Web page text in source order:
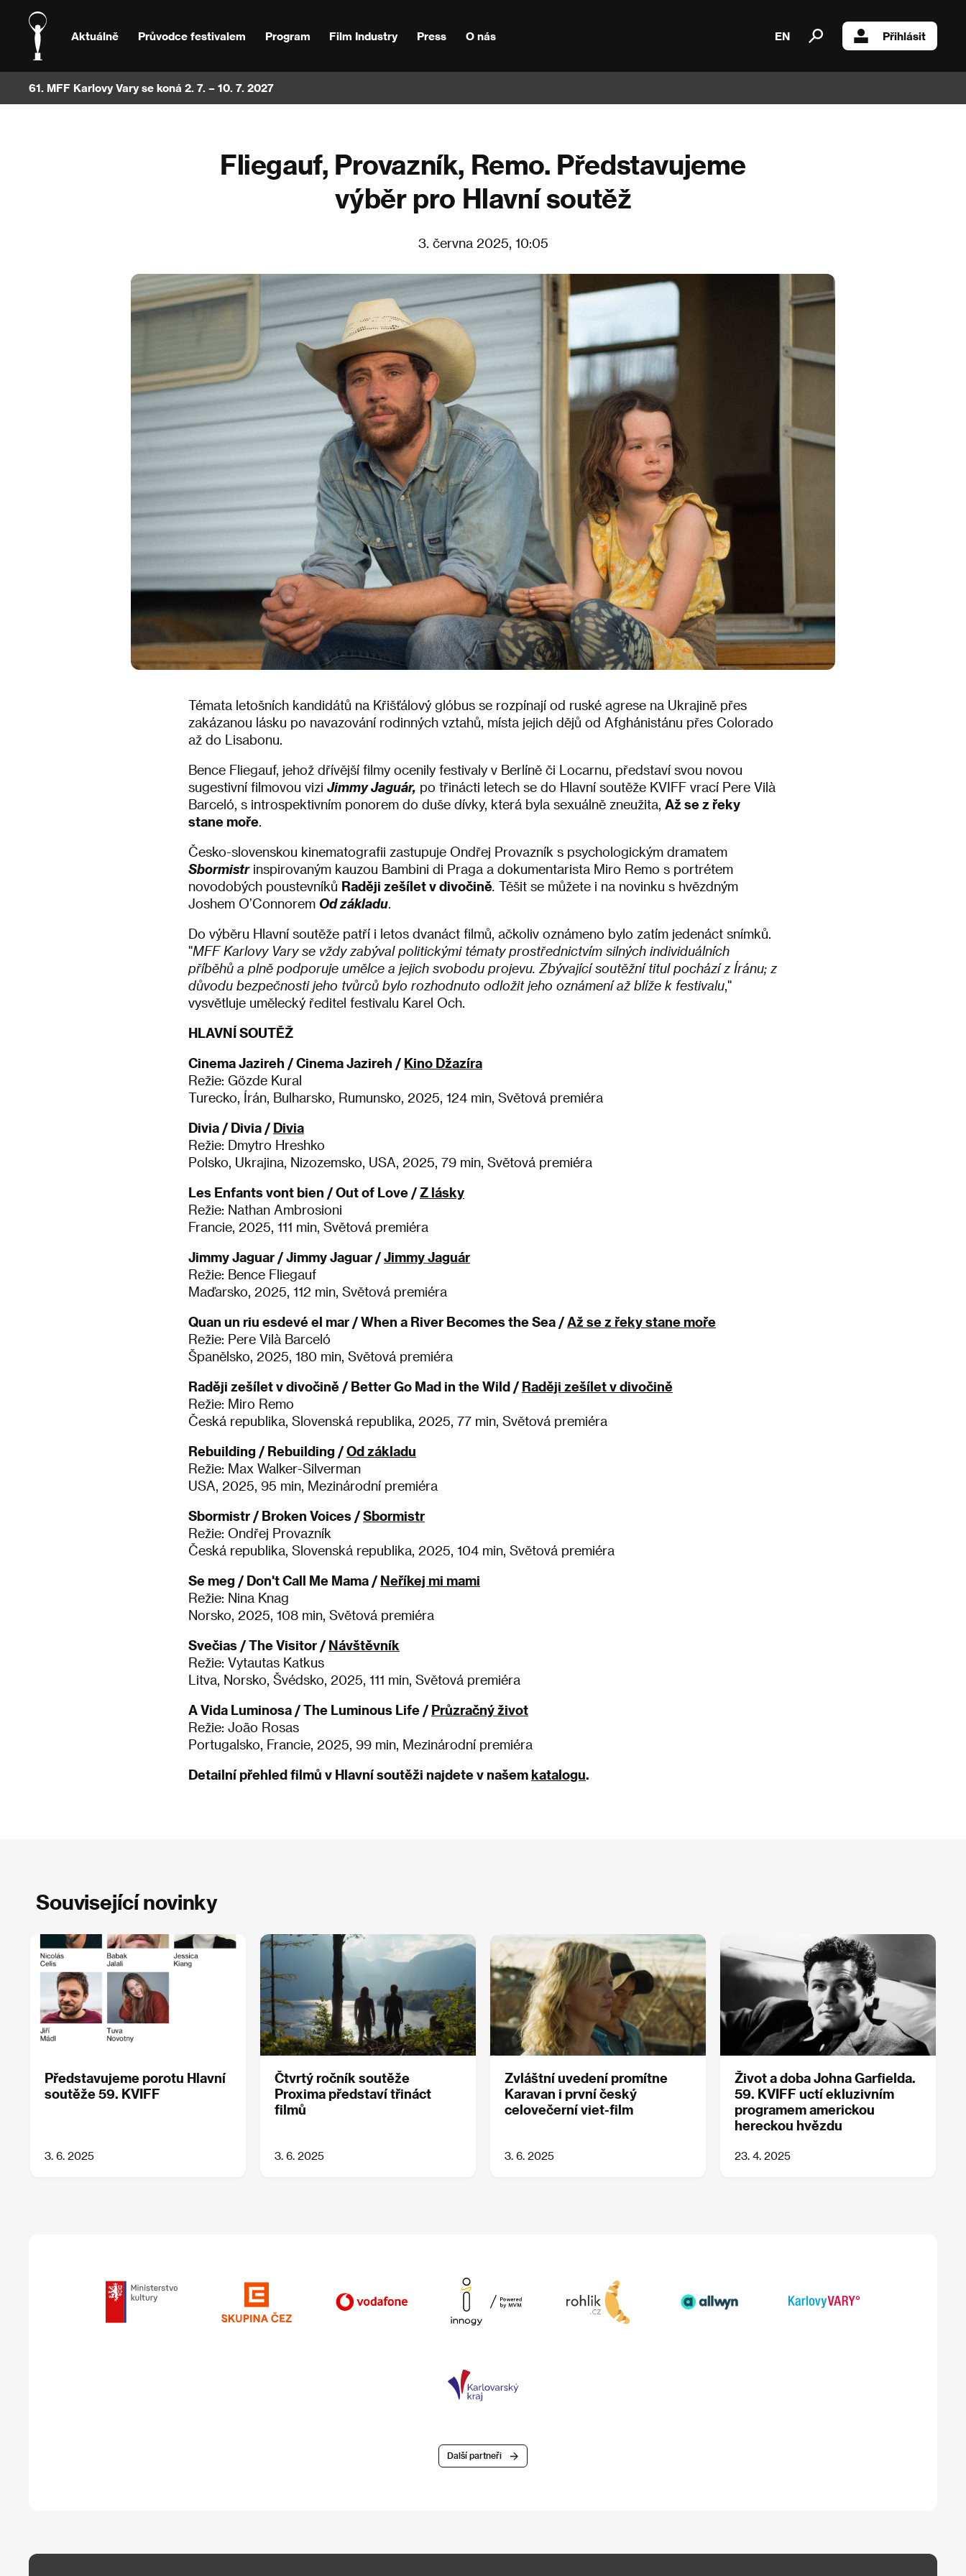
Aktuálně Průvodce festivalem Program Film Industry Press O nás EN Přihlásit
61. MFF Karlovy Vary se koná 2. 7. – 10. 7. 2027
Fliegauf, Provazník, Remo. Představujeme
výběr pro Hlavní soutěž
3. června 2025, 10:05
Témata letošních kandidátů na Křišťálový glóbus se rozpínají od ruské agrese na Ukrajině přes
zakázanou lásku po navazování rodinných vztahů, místa jejich dějů od Afghánistánu přes Colorado
až do Lisabonu.
Bence Fliegauf, jehož dřívější filmy ocenily festivaly v Berlíně či Locarnu, představí svou novou
sugestivní filmovou vizi Jimmy Jaguár, po třinácti letech se do Hlavní soutěže KVIFF vrací Pere Vilà
Barceló, s introspektivním ponorem do duše dívky, která byla sexuálně zneužita, Až se z řeky
stane moře
Česko-slovenskou kinematografii zastupuje Ondřej Provazník s psychologickým dramatem
Sbormistrinspirovaným kauzou Bambini di Praga a dokumentarista Miro Remo s portrétem
novodobých poustevníků Raději zešílet v divočině Těšit se můžete i na novinku s hvězdným
Joshem O’Connorem Od základu
Do výběru Hlavní soutěže patří i letos dvanáct filmů, ačkoliv oznámeno bylo zatím jedenáct snímků.
"MFF Karlovy Vary se vždy zabýval politickými tématy prostřednictvím silných individuálních
příběhů a plně podporuje umělce a jejich svobodu projevu. Zbývající soutěžní titul pochází z Íránu; z
důvodu bezpečnosti jeho tvůrců bylo rozhodnuto odložit jeho oznámení až blíže k festivalu ,"
vysvětluje umělecký ředitel festivalu Karel Och.
HLAVNÍ SOUTĚŽ
Cinema Jazireh / Cinema Jazireh / Kino Džazíra
Režie: Gözde Kural
Turecko, Írán, Bulharsko, Rumunsko, 2025, 124 min, Světová premiéra
Divia / Divia / Divia
Režie: Dmytro Hreshko
Polsko, Ukrajina, Nizozemsko, USA, 2025, 79 min, Světová premiéra
Les Enfants vont bien / Out of Love / Z lásky
Režie: Nathan Ambrosioni
Francie, 2025, 111 min, Světová premiéra
Jimmy Jaguar / Jimmy Jaguar /Jimmy Jaguár
Režie: Bence Fliegauf
Maďarsko, 2025, 112 min, Světová premiéra
Quan un riu esdevé el mar / When a River Becomes the Sea / Až se z řeky stane moře
Režie: Pere Vilà Barceló
Španělsko, 2025, 180 min, Světová premiéra
Raději zešílet v divočině / Better Go Mad in the Wild / Raději zešílet v divočině
Režie: Miro Remo
Česká republika, Slovenská republika, 2025, 77 min, Světová premiéra
Rebuilding / Rebuilding /Od základu
Režie: Max Walker-Silverman
USA, 2025, 95 min, Mezinárodní premiéra
Sbormistr / Broken Voices /Sbormistr
Režie: Ondřej Provazník
Česká republika, Slovenská republika, 2025, 104 min, Světová premiéra
Se meg / Don't Call Me Mama / Neříkej mi mami
Režie: Nina Knag
Norsko, 2025, 108 min, Světová premiéra
Svečias / The Visitor / Návštěvník
Režie: Vytautas Katkus
Litva, Norsko, Švédsko, 2025, 111 min, Světová premiéra
A Vida Luminosa / The Luminous Life / Průzračný život
Režie: João Rosas
Portugalsko, Francie, 2025, 99 min, Mezinárodní premiéra
Detailní přehled filmů v Hlavní soutěži najdete v našem katalogu.
Související novinky
Představujeme porotu Hlavní
soutěže 59. KVIFF
3. 6. 2025
Čtvrtý ročník soutěže
Proxima představí třináct
filmů
3. 6. 2025
Zvláštní uvedení promítne
Karavan i první český
celovečerní viet-film
3. 6. 2025
Život a doba Johna Garfielda.
59. KVIFF uctí ekluzivním
programem americkou
hereckou hvězdu
23. 4. 2025
Další partneři